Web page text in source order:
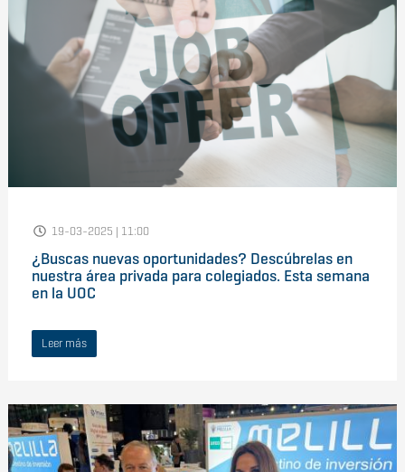
19-03-2025 | 11:00
¿Buscas nuevas oportunidades? Descúbrelas en
nuestra área privada para colegiados. Esta semana
en la UOC
Leer más